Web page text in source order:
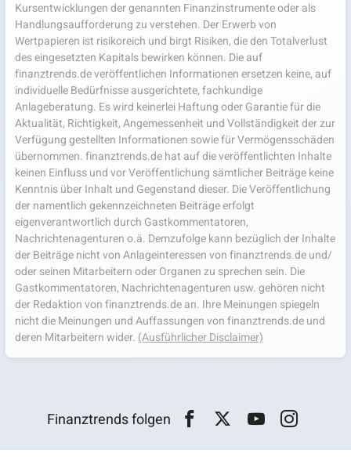
Kursentwicklungen der genannten Finanzinstrumente oder als
Handlungsaufforderung zu verstehen. Der Erwerb von
Wertpapieren ist risikoreich und birgt Risiken, die den Totalverlust
des eingesetzten Kapitals bewirken können. Die auf
finanztrends.de veröffentlichen Informationen ersetzen keine, auf
individuelle Bedürfnisse ausgerichtete, fachkundige
Anlageberatung. Es wird keinerlei Haftung oder Garantie für die
Aktualität, Richtigkeit, Angemessenheit und Vollständigkeit der zur
Verfügung gestellten Informationen sowie für Vermögensschäden
übernommen. finanztrends.de hat auf die veröffentlichten Inhalte
keinen Einfluss und vor Veröffentlichung sämtlicher Beiträge keine
Kenntnis über Inhalt und Gegenstand dieser. Die Veröffentlichung
der namentlich gekennzeichneten Beiträge erfolgt
eigenverantwortlich durch Gastkommentatoren,
Nachrichtenagenturen o.ä. Demzufolge kann bezüglich der Inhalte
der Beiträge nicht von Anlageinteressen von finanztrends.de und/
oder seinen Mitarbeitern oder Organen zu sprechen sein. Die
Gastkommentatoren, Nachrichtenagenturen usw. gehören nicht
der Redaktion von finanztrends.de an. Ihre Meinungen spiegeln
nicht die Meinungen und Auffassungen von finanztrends.de und
deren Mitarbeitern wider. (Ausführlicher Disclaimer)
Finanztrends folgen